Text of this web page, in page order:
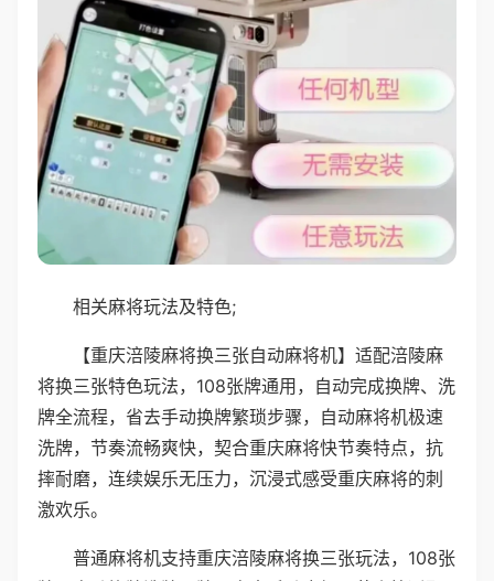
相关麻将玩法及特色;
【重庆涪陵麻将换三张自动麻将机】适配涪陵麻
将换三张特色玩法，108张牌通用，自动完成换牌、洗
牌全流程，省去手动换牌繁琐步骤，自动麻将机极速
洗牌，节奏流畅爽快，契合重庆麻将快节奏特点，抗
摔耐磨，连续娱乐无压力，沉浸式感受重庆麻将的刺
激欢乐。
普通麻将机支持重庆涪陵麻将换三张玩法，108张